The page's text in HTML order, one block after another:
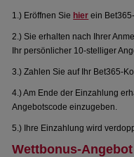
1.) Eröffnen Sie hier ein
2.) Sie erhalten nach Ihrer
Ihr persönlicher 10-stelliger
3.) Zahlen Sie auf Ihr Bet365-
4.) Am Ende der Einzahlung
Angebotscode einzugeben.
5.) Ihre Einzahlung wird
Wettbonus-